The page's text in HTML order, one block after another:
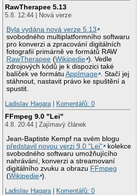
RawTherapee 5.13
5.8. 12:44 | Nová verze
Byla vydána nová verze 5.13
svobodného multiplatformního softwaru
pro konverzi a zpracování digitálních
fotografií primárně ve formátů RAW
RawTherapee (Wikipedie ). Vedle
zdrojových kódů je k dispozici také
balíček ve formátuAppImage
. Stačí jej
stáhnout, nastavit právo ke spuštění a
spustit.
Ladislav Hagara | Komentářů: 0
FFmpeg 9.0 "Lei"
4.8. 20:44 | Zajímavý článek
Jean-Baptiste Kempf na svém blogu
představil novou verzi 9.0 "Lei"
kolekce
svobodného softwaru umožňujícího
nahrávání, konverzi a streamovaní
digitálního zvuku a obrazu FFmpeg
(Wikipedie ).
Ladislav Hagara | Komentářů: 0